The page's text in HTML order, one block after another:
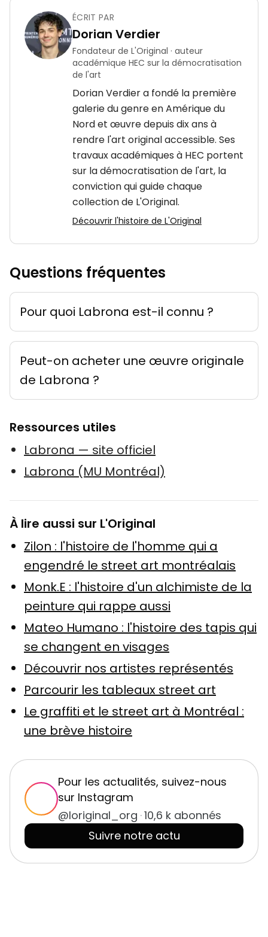
ÉCRIT PAR
Dorian Verdier
Fondateur de L'Original · auteur
académique HEC sur la démocratisation
de l'art
Dorian Verdier a fondé la première
galerie du genre en Amérique du
Nord et œuvre depuis dix ans à
rendre l'art original accessible. Ses
travaux académiques à HEC portent
sur la démocratisation de l'art, la
conviction qui guide chaque
collection de L'Original.
Découvrir l'histoire de L'Original
Questions fréquentes
Pour quoi Labrona est-il connu ?
Peut-on acheter une œuvre originale
de Labrona ?
Ressources utiles
Labrona — site officiel
Labrona (MU Montréal)
À lire aussi sur L'Original
Zilon : l'histoire de l'homme qui a
engendré le street art montréalais
Monk.E : l'histoire d'un alchimiste de la
peinture qui rappe aussi
Mateo Humano : l'histoire des tapis qui
se changent en visages
Découvrir nos artistes représentés
Parcourir les tableaux street art
Le graffiti et le street art à Montréal :
une brève histoire
Pour les actualités, suivez-nous
sur Instagram
@loriginal_org ·10,6 k abonnés
Suivre notre actu